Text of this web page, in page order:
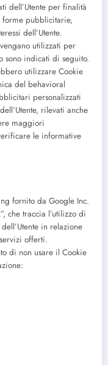
dell’Utente per finalità
pubblicitarie,
dell’Utente.
utilizzati per
sono indicati di seguito.
utilizzare Cookie
del behavioral
personalizzati
rilevati anche
maggiori
le informative
fornito da Google Inc.
che traccia l’utilizzo di
in relazione
offerti.
di non usare il Cookie